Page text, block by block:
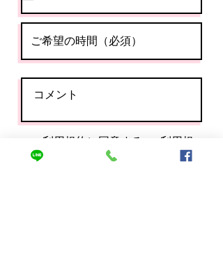
利用規約に同意する >>利用規
約はこちら